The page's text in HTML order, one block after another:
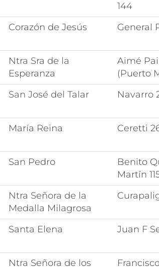
144
Corazón de Jesús General
Ntra Sra de la
Esperanza
Aimé
(Puerto
San José del Talar Navarro
María Reina Ceretti
San Pedro
Benito
Martín
Ntra Señora de la
Medalla Milagrosa
Santa Elena Juan F
Ntra Señora de los